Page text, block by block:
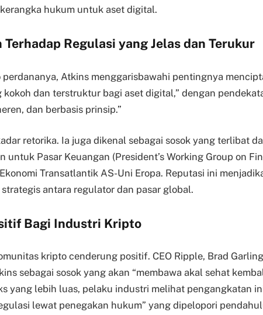
hukum untuk aset digital.
Terhadap Regulasi yang Jelas dan Terukur
perdananya, Atkins menggarisbawahi pentingnya
kokoh dan terstruktur bagi aset digital,” dengan
dan berbasis prinsip.”
retorika. Ia juga dikenal sebagai sosok yang terlibat
untuk Pasar Keuangan (President’s Working Group on
Transatlantik AS-Uni Eropa. Reputasi ini
antara regulator dan pasar global.
Bagi Industri Kripto
kripto cenderung positif. CEO Ripple, Brad
sebagai sosok yang akan “membawa akal sehat
yang lebih luas, pelaku industri melihat pengangkatan
lewat penegakan hukum” yang dipelopori